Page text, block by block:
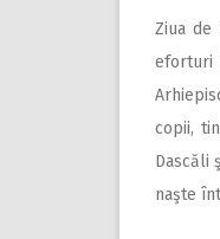
Ziua
eforturi
copii,
Dascăli
naşte